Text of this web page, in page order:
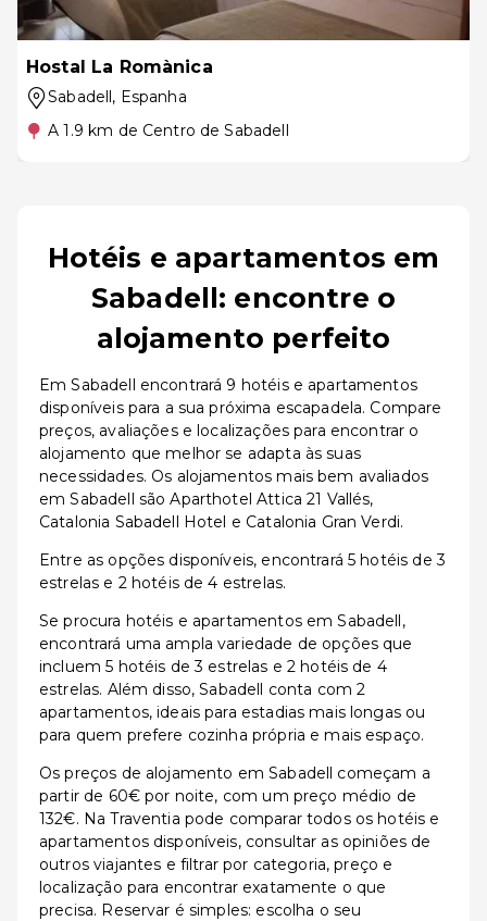
Hostal La Romànica
Sabadell, Espanha
A 1.9 km de Centro de Sabadell
Hotéis e apartamentos em
Sabadell: encontre o
alojamento perfeito
Em Sabadell encontrará 9 hotéis e apartamentos
disponíveis para a sua próxima escapadela. Compare
preços, avaliações e localizações para encontrar o
alojamento que melhor se adapta às suas
necessidades. Os alojamentos mais bem avaliados
em Sabadell são Aparthotel Attica 21 Vallés,
Catalonia Sabadell Hotel e Catalonia Gran Verdi.
Entre as opções disponíveis, encontrará 5 hotéis de 3
estrelas e 2 hotéis de 4 estrelas.
Se procura hotéis e apartamentos em Sabadell,
encontrará uma ampla variedade de opções que
incluem 5 hotéis de 3 estrelas e 2 hotéis de 4
estrelas. Além disso, Sabadell conta com 2
apartamentos, ideais para estadias mais longas ou
para quem prefere cozinha própria e mais espaço.
Os preços de alojamento em Sabadell começam a
partir de 60€ por noite, com um preço médio de
132€. Na Traventia pode comparar todos os hotéis e
apartamentos disponíveis, consultar as opiniões de
outros viajantes e filtrar por categoria, preço e
localização para encontrar exatamente o que
precisa. Reservar é simples: escolha o seu